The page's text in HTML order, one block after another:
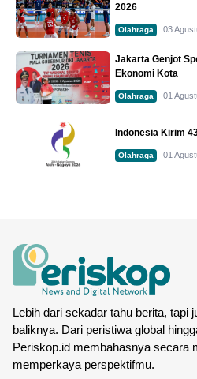
2026
Olahraga 03
Jakarta Genjot
Ekonomi Kota
Olahraga 01
Indonesia Kirim
Olahraga 01
Lebih dari sekadar tahu berita, tapi
baliknya. Dari peristiwa global
Periskop.id membahasnya secara
memperkaya perspektifmu.